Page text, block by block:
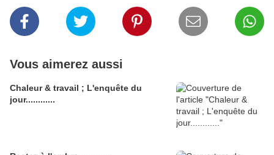
Vous aimerez aussi
Chaleur & travail ; L'enquête du
jour............